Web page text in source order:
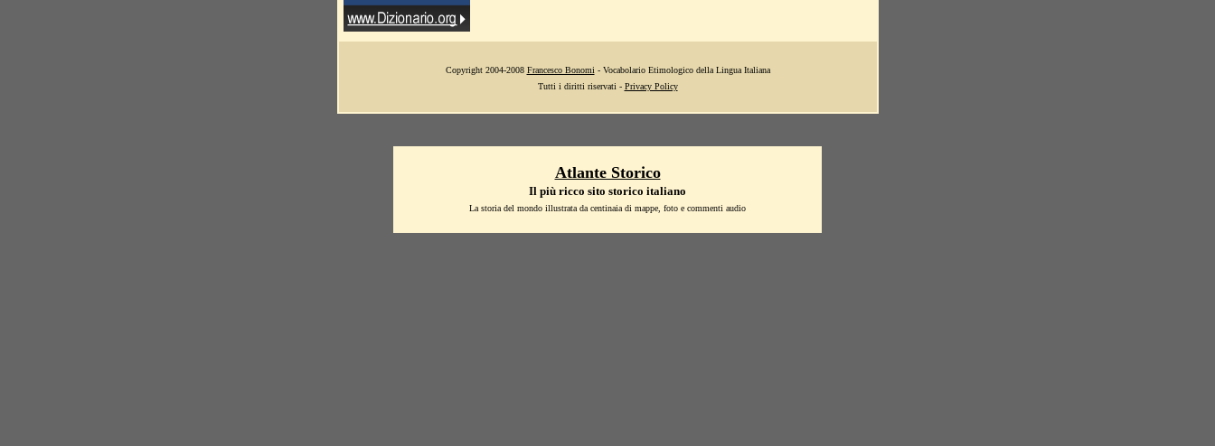
Copyright 2004-2008 Francesco Bonomi - Vocabolario Etimologico della Lingua Italiana
Tutti i diritti riservati - Privacy Policy
Atlante Storico
Il più ricco sito storico italiano
La storia del mondo illustrata da centinaia di mappe, foto e commenti audio